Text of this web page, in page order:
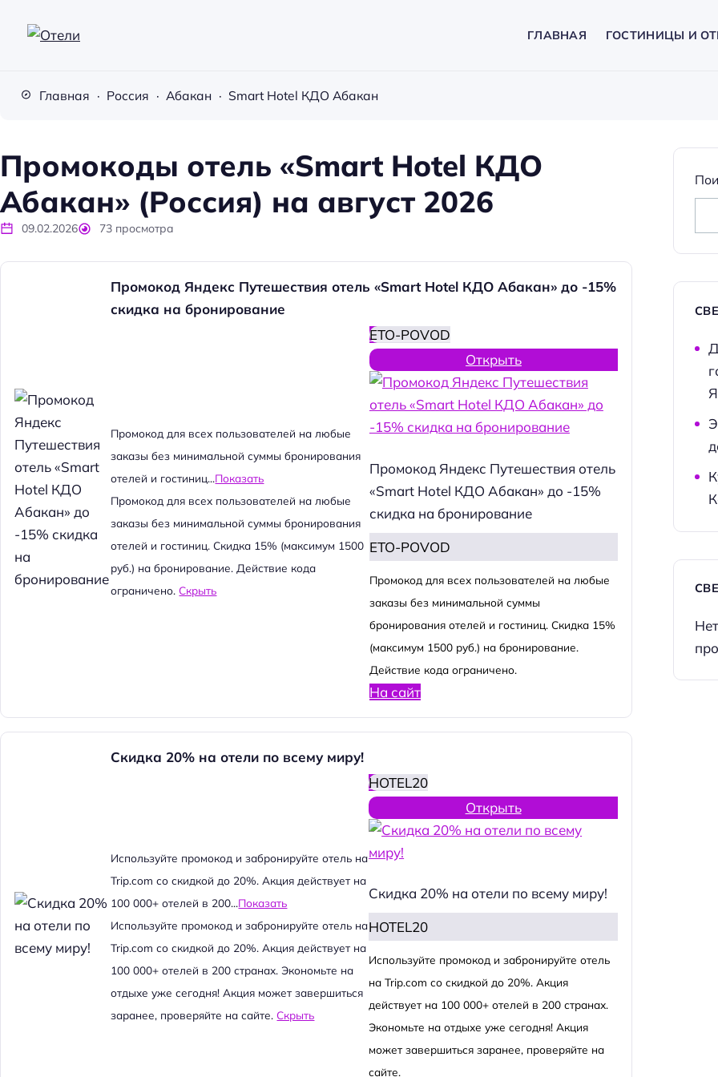
е
ГЛАВНАЯ ГОСТИНИЦЫ И
Главная Россия Абакан Smart Hotel КДО Абакан
Промокоды отель «Smart Hotel КДО
Абакан» (Россия) на август 2026
09.02.2026 73 просмотра
Промокод Яндекс Путешествия отель «Smart Hotel КДО Абакан» до -15%
скидка на бронирование
Промокод для всех пользователей на любые
заказы без минимальной суммы бронирования
отелей и гостиниц...Показать
Промокод для всех пользователей на любые
заказы без минимальной суммы бронирования
отелей и гостиниц. Скидка 15% (максимум 1500
руб.) на бронирование. Действие кода
ограничено.Скрыть
ETO-POVOD
Открыть
Промокод Яндекс Путешествия отель
«Smart Hotel КДО Абакан» до -15%
скидка на бронирование
ETO-POVOD
Промокод для всех пользователей на любые
заказы без минимальной суммы
бронирования отелей и гостиниц. Скидка 15%
(максимум 1500 руб.) на бронирование.
Действие кода ограничено.
На сайт
Скидка 20% на отели по всему миру!
Используйте промокод и забронируйте отель на
Trip.com со скидкой до 20%. Акция действует на
100 000+ отелей в 200...Показать
Используйте промокод и забронируйте отель на
Trip.com со скидкой до 20%. Акция действует на
100 000+ отелей в 200 странах. Экономьте на
отдыхе уже сегодня! Акция может завершиться
заранее, проверяйте на сайте.Скрыть
HOTEL20
Открыть
Скидка 20% на отели по всему миру!
HOTEL20
Используйте промокод и забронируйте отель
на Trip.com со скидкой до 20%. Акция
действует на 100 000+ отелей в 200 странах.
Экономьте на отдыхе уже сегодня! Акция
может завершиться заранее, проверяйте на
сайте.